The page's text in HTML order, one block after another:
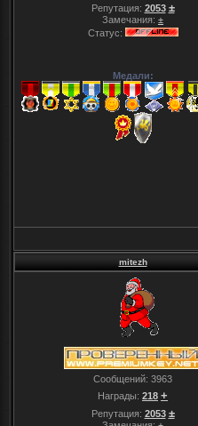
Репутация: 2053 ±
Замечания: ±
Статус:
Медали:
mitezh
Сообщений: 3963
Награды: 218 +
Репутация: 2053 ±